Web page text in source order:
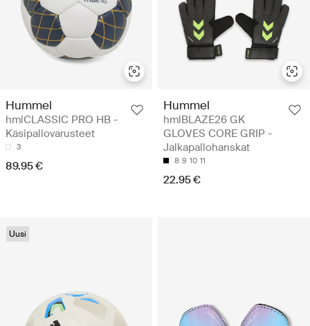
Hummel
hmlCLASSIC PRO HB -
Käsipallovarusteet
3
89.95 €
Hummel
hmlBLAZE26 GK
GLOVES CORE GRIP -
Jalkapallohanskat
8 9 10 11
22.95 €
Uusi